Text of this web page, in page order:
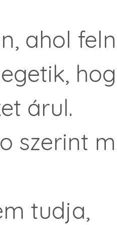
ahol
árul.
szerint
tudja,